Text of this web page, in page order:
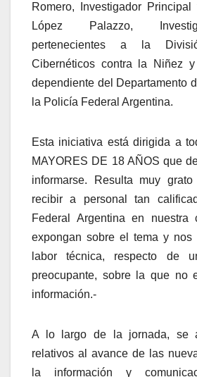
Romero, Investigador
López Palazzo,
pertenecientes a la
Cibernéticos contra la Niñez
dependiente del Departamento
la Policía Federal Argentina.
Esta iniciativa está dirigida a
MAYORES DE 18 AÑOS que
informarse. Resulta muy
recibir a personal tan
Federal Argentina en nuestra
expongan sobre el tema y nos
labor técnica, respecto de
preocupante, sobre la que no
información.-
A lo largo de la jornada, se
relativos al avance de las
la información y